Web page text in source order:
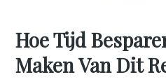
Hoe Tijd
Maken Van Dit